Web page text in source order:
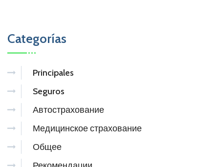
Categorías
Principales
Seguros
Автострахование
Медицинское страхование
Общее